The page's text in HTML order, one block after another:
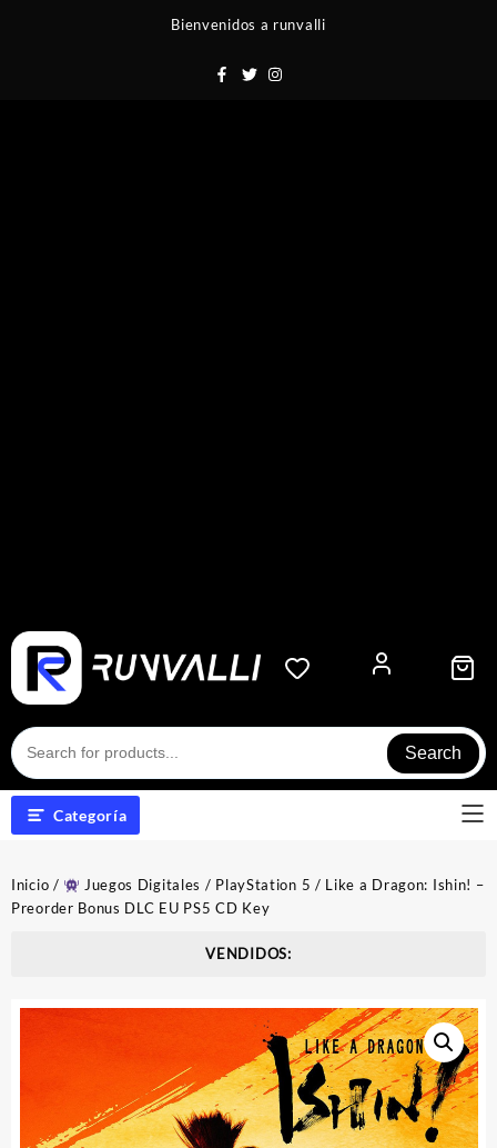
Bienvenidos a runvalli
Search
Categoría
Inicio / Juegos Digitales / PlayStation 5 / Like a Dragon: Ishin! –
Preorder Bonus DLC EU PS5 CD Key
VENDIDOS: